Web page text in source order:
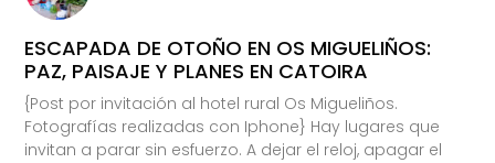
ESCAPADA DE OTOÑO EN OS MIGUELIÑOS:
PAZ, PAISAJE Y PLANES EN CATOIRA
{Post por invitación al hotel rural Os Migueliños.
Fotografías realizadas con Iphone} Hay lugares que
invitan a parar sin esfuerzo. A dejar el reloj, apagar el